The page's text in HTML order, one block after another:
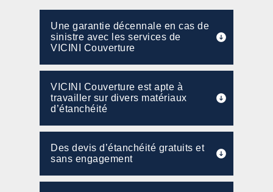
Une garantie décennale en cas de
sinistre avec les services de
VICINI Couverture
VICINI Couverture est apte à
travailler sur divers matériaux
d’étanchéité
Des devis d’étanchéité gratuits et
sans engagement